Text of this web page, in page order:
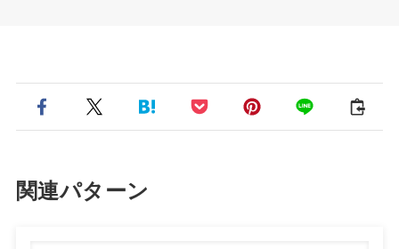
関連パターン